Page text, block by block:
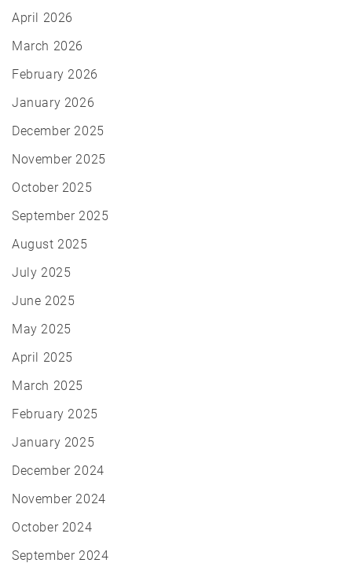
April 2026
March 2026
February 2026
January 2026
December 2025
November 2025
October 2025
September 2025
August 2025
July 2025
June 2025
May 2025
April 2025
March 2025
February 2025
January 2025
December 2024
November 2024
October 2024
September 2024